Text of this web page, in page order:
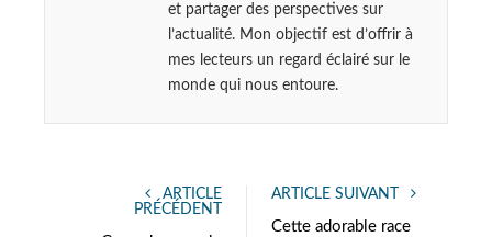
et partager des perspectives sur
l’actualité. Mon objectif est d’offrir à
mes lecteurs un regard éclairé sur le
monde qui nous entoure.
ARTICLE
PRÉCÉDENT
ARTICLE SUIVANT
Cette adorable race